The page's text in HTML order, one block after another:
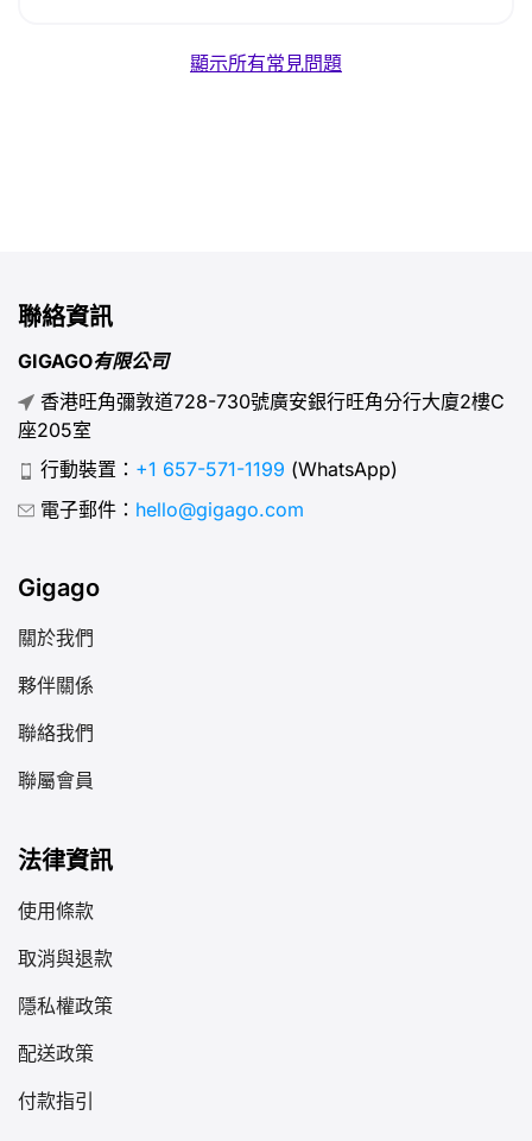
顯示所有常見問題
聯絡資訊
GIGAGO有限公司
香港旺角彌敦道728-730號廣安銀行旺角分行大廈2樓C
座205室
行動裝置： +1 657-571-1199 (WhatsApp)
電子郵件： hello@gigago.com
Gigago
關於我們
夥伴關係
聯絡我們
聯屬會員
法律資訊
使用條款
取消與退款
隱私權政策
配送政策
付款指引